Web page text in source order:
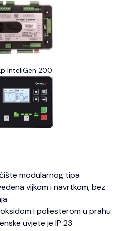
InteliGen 200
modularnog tipa
vijkom i navrtkom, bez
i poliesterom u prahu
uvjete je IP 23